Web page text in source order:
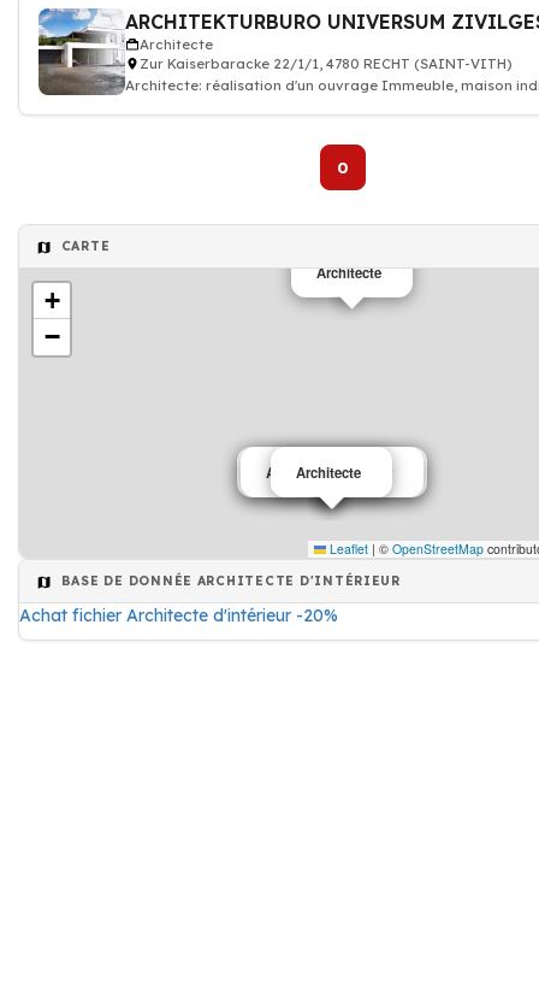
Architecte
Zur Kaiserbaracke 22/1/1, 4780 RECHT (SAINT-VITH)
Architecte: réalisation d'un ouvrage Immeuble, maison
0
CARTE
Architecte
Architecte d'intérieur
Architect d'intérieur
Architecte
+
−
Leaflet | © OpenStreetMap
BASE DE DONNÉE ARCHITECTE D'INTÉRIEUR
Achat fichier Architecte d'intérieur -20%